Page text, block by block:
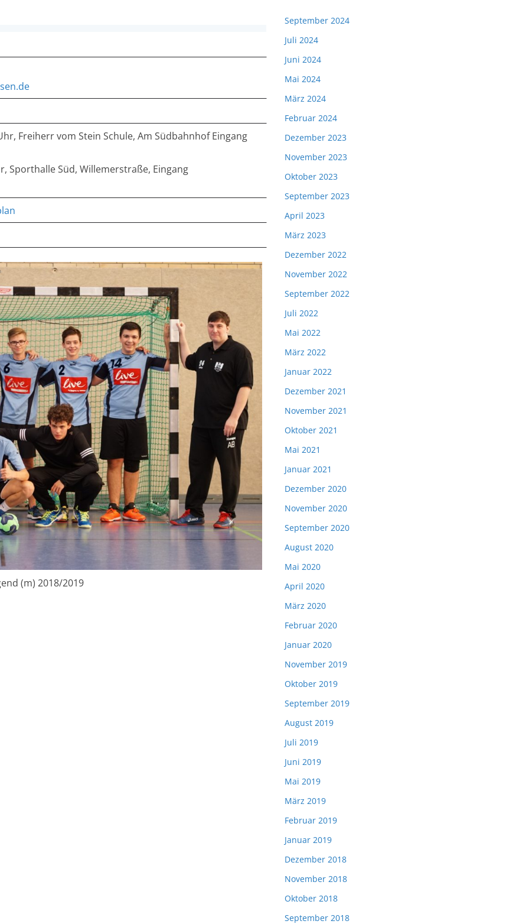
Freiherr vom Stein Schule, Am Südbahnhof Eingang
Sporthalle Süd, Willemerstraße, Eingang
(m) 2018/2019
September 2024
Juli 2024
Juni 2024
Mai 2024
März 2024
Februar 2024
Dezember 2023
November 2023
Oktober 2023
September 2023
April 2023
März 2023
Dezember 2022
November 2022
September 2022
Juli 2022
Mai 2022
März 2022
Januar 2022
Dezember 2021
November 2021
Oktober 2021
Mai 2021
Januar 2021
Dezember 2020
November 2020
September 2020
August 2020
Mai 2020
April 2020
März 2020
Februar 2020
Januar 2020
November 2019
Oktober 2019
September 2019
August 2019
Juli 2019
Juni 2019
Mai 2019
März 2019
Februar 2019
Januar 2019
Dezember 2018
November 2018
Oktober 2018
September 2018